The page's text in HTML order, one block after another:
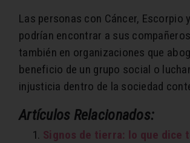
Las personas con Cáncer, Escorpio
podrían encontrar a sus
también en organizaciones que
beneficio de un grupo social o
injusticia dentro de la sociedad
Artículos Relacionados:
Signos de tierra: lo que dice